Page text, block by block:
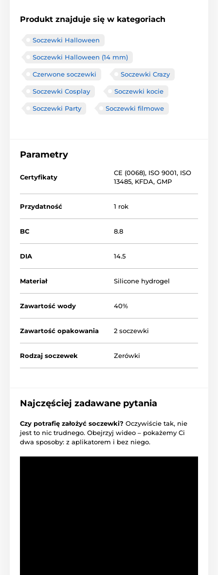
Produkt znajduje się w kategoriach
Soczewki Halloween
Soczewki Halloween (14 mm)
Czerwone soczewki Soczewki Crazy
Soczewki Cosplay Soczewki kocie
Soczewki Party Soczewki filmowe
Parametry
Certyfikaty
CE (0068), ISO 9001, ISO
13485, KFDA, GMP
Przydatność 1 rok
BC 8.8
DIA 14.5
Materiał Silicone hydrogel
Zawartość wody 40%
Zawartość opakowania 2 soczewki
Rodzaj soczewek Zerówki
Najczęściej zadawane pytania
Czy potrafię założyć soczewki? Oczywiście tak, nie
jest to nic trudnego. Obejrzyj wideo – pokażemy Ci
dwa sposoby: z aplikatorem i bez niego.